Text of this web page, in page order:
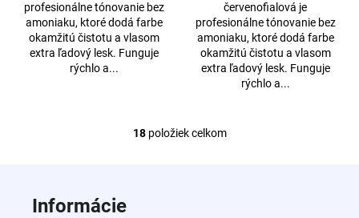
profesionálne tónovanie bez
amoniaku, ktoré dodá farbe
okamžitú čistotu a vlasom
extra ľadový lesk. Funguje
rýchlo a...
červenofialová je
profesionálne tónovanie bez
amoniaku, ktoré dodá farbe
okamžitú čistotu a vlasom
extra ľadový lesk. Funguje
rýchlo a...
O
18položiek celkom
Informácie